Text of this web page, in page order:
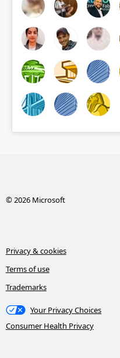
© 2026 Microsoft
Privacy & cookies
Terms of use
Trademarks
Your Privacy Choices
Consumer Health Privacy